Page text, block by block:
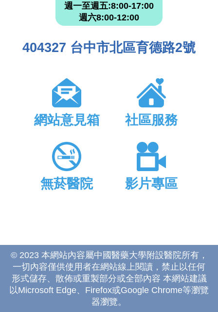
週一至週五:8:00-17:00
週六8:00-12:00
404327 台中市北區育德路2號
網站意見箱 社區服務
無菸醫院 影片專區
© 2023 本網站內容屬中國醫藥大學附設醫院所有，
一切內容僅供使用者在網站線上閱讀，禁止以任何
形式儲存、散佈或重製部分或全部內容 本網站建議
以Microsoft Edge、Firefox或Google Chrome等瀏覽
器瀏覽。